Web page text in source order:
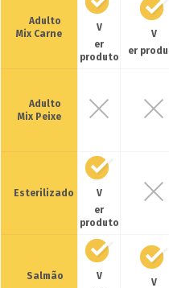
Adulto
Mix Carne
V
er
produto
V
er
Adulto
Mix Peixe
Esterilizado
V
er
produto
Salmão
V
V